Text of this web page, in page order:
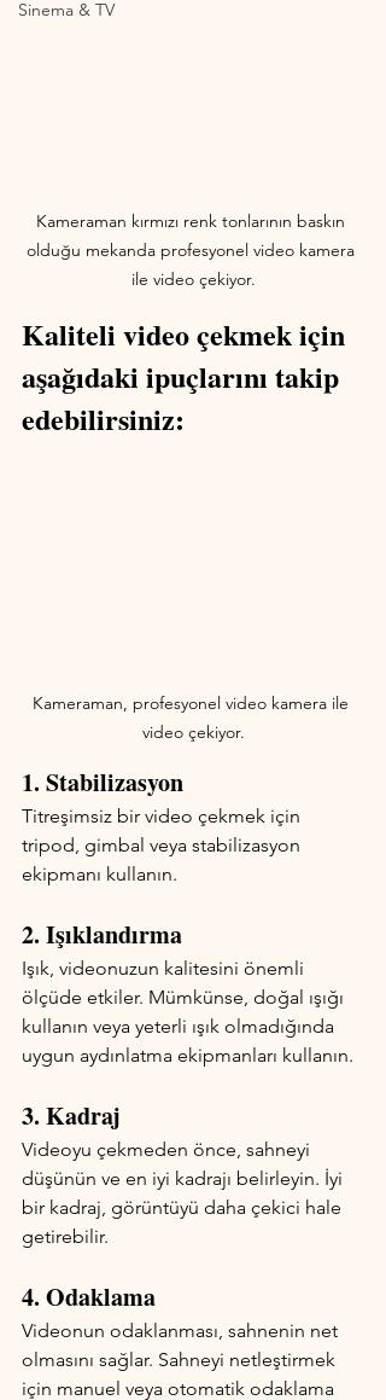
Sinema & TV
Kameraman kırmızı renk tonlarının baskın
olduğu mekanda profesyonel video kamera
ile video çekiyor.
Kaliteli video çekmek için
aşağıdaki ipuçlarını takip
edebilirsiniz:
Kameraman, profesyonel video kamera ile
video çekiyor.
1. Stabilizasyon
Titreşimsiz bir video çekmek için
tripod, gimbal veya stabilizasyon
ekipmanı kullanın.
2. Işıklandırma
Işık, videonuzun kalitesini önemli
ölçüde etkiler. Mümkünse, doğal ışığı
kullanın veya yeterli ışık olmadığında
uygun aydınlatma ekipmanları kullanın.
3. Kadraj
Videoyu çekmeden önce, sahneyi
düşünün ve en iyi kadrajı belirleyin. İyi
bir kadraj, görüntüyü daha çekici hale
getirebilir.
4. Odaklama
Videonun odaklanması, sahnenin net
olmasını sağlar. Sahneyi netleştirmek
için manuel veya otomatik odaklama